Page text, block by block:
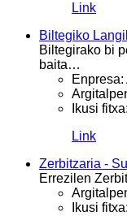
Link
Biltegiko
Biltegirako bi
baita…
Enpresa:
Ikusi fitxa:
Link
Zerbitzaria -
Errezilen
Ikusi fitxa: